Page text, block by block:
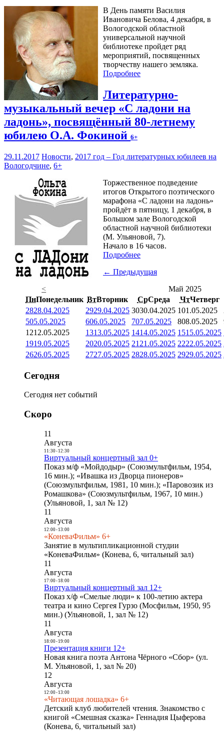
В День памяти Василия
Ивановича Белова, 4 декабря, в
Вологодской областной
универсальной научной
библиотеке пройдет ряд
мероприятий, посвященных
творчеству нашего земляка.
Подробнее
Литературно-
музыкальный вечер «С ладони на
ладонь», посвящённый 80-летнему
юбилею О.А. Фокиной 6+
29.11.2017 Новости, 2017 год – Год литературных юбилеев на
Вологодчине, 6+
Торжественное подведение
итогов Открытого поэтического
марафона «С ладони на ладонь»
пройдёт в пятницу, 1 декабря, в
Большом зале Вологодской
областной научной библиотеки
(М. Ульяновой, 7).
Начало в 16 часов.
Подробнее
← Предыдущая
<
Май 2025
ПнПонедельник ВтВторник СрСреда ЧтЧетверг
2828.04.2025 2929.04.2025 3030.04.2025 101.05.2025
505.05.2025 606.05.2025 707.05.2025 808.05.2025
1212.05.2025 1313.05.2025 1414.05.2025 1515.05.2025
1919.05.2025 2020.05.2025 21 21.05.2025 2222.05.2025
2626.05.2025 2727.05.2025 2828.05.2025 2929.05.2025
Сегодня
Сегодня нет событий
Скоро
11
Августа
11:30- 12:30
Виртуальный концертный зал 0+
Показ м/ф «Мойдодыр» (Союзмультфильм, 1954,
16 мин.); «Ивашка из Дворца пионеров»
(Союзмультфильм, 1981, 10 мин.); «Паровозик из
Ромашкова» (Союзмультфильм, 1967, 10 мин.)
(Ульяновой, 1, зал № 12)
11
Августа
12:00- 13:00
«КоневаФильм» 6+
Занятие в мультипликационной студии
«КоневаФильм» (Конева, 6, читальный зал)
11
Августа
17:00- 18:00
Виртуальный концертный зал 12+
Показ х/ф «Смелые люди» к 100-летию актера
театра и кино Сергея Гурзо (Мосфильм, 1950, 95
мин.) (Ульяновой, 1, зал № 12)
11
Августа
18:00- 19:00
Презентация книги 12+
Новая книга поэта Антона Чёрного «Сбор» (ул.
М. Ульяновой, 1, зал № 20)
12
Августа
12:00- 13:00
«Читающая лошадка» 6+
Детский клуб любителей чтения. Знакомство с
книгой «Смешная сказка» Геннадия Цыферова
(Конева, 6, читальный зал)